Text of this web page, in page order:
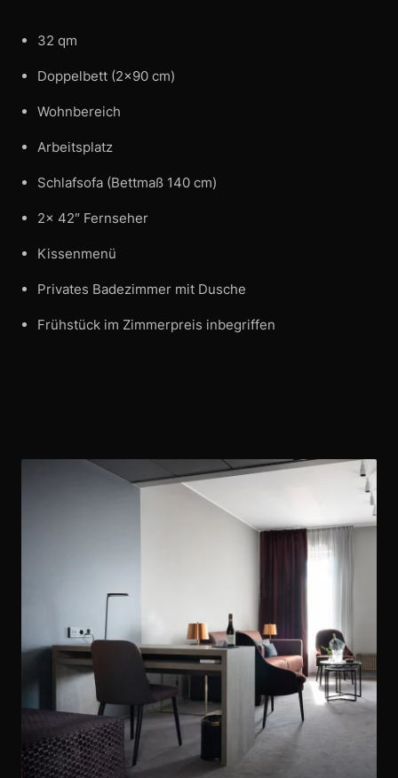
32 qm
Doppelbett (2×90 cm)
Wohnbereich
Arbeitsplatz
Schlafsofa (Bettmaß 140 cm)
2x 42″ Fernseher
Kissenmenü
Privates Badezimmer mit Dusche
Frühstück im Zimmerpreis inbegriffen